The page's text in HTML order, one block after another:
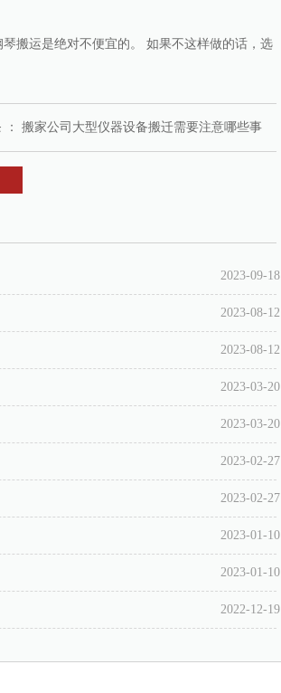
搬运是绝对不便宜的。 如果不这样做的话，选
： 搬家公司大型仪器设备搬迁需要注意哪些事
2023-09-18
2023-08-12
2023-08-12
2023-03-20
2023-03-20
2023-02-27
2023-02-27
2023-01-10
2023-01-10
2022-12-19